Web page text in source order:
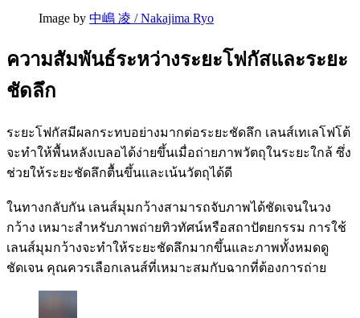
Image by 中嶋 凌 / Nakajima Ryo
ความสัมพันธ์ระหว่างระยะโฟกัสและระยะ
ชัดลึก
ระยะโฟกัสมีผลกระทบอย่างมากต่อระยะชัดลึก เลนส์เทเลโฟโต้
จะทำให้พื้นหลังเบลอได้ง่ายขึ้นเมื่อถ่ายภาพวัตถุในระยะใกล้ ซึ่ง
ช่วยให้ระยะชัดลึกตื้นขึ้นและเน้นวัตถุได้ดี
ในทางกลับกัน เลนส์มุมกว้างสามารถจับภาพได้ชัดเจนในวง
กว้าง เหมาะสำหรับภาพถ่ายทิวทัศน์หรือสถาปัตยกรรม การใช้
เลนส์มุมกว้างจะทำให้ระยะชัดลึกมากขึ้นและภาพทั้งหมดดู
ชัดเจน คุณควรเลือกเลนส์ที่เหมาะสมกับฉากที่ต้องการถ่าย